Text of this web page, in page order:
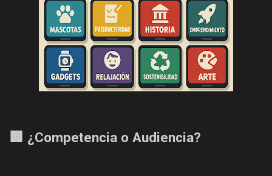
🏢 ¿Competencia o Audiencia?